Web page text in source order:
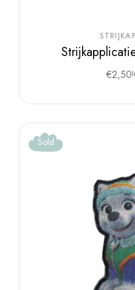
€2,50
Sold